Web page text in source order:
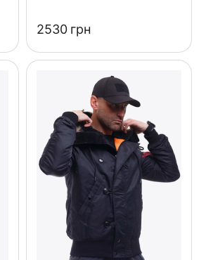
‍2530‍ грн